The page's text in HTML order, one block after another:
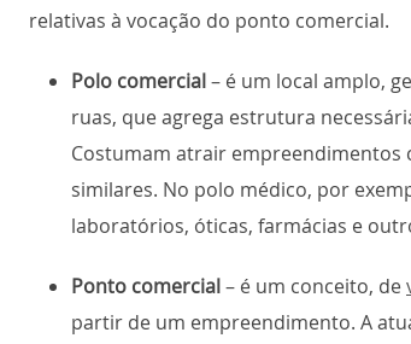
relativas à vocação do ponto comercial.
Polo comercial– é um local amplo,
ruas, que agrega estrutura
Costumam atrair
similares. No polo médico, por
laboratórios, óticas, farmácias e
Ponto comercial– é um conceito, de
partir de um empreendimento. A